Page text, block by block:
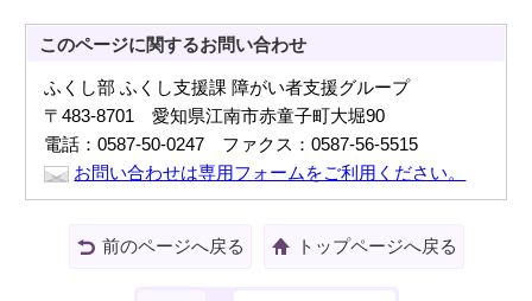
このページに関するお問い合わせ
ふくし部 ふくし支援課 障がい者支援グループ
〒483-8701 愛知県江南市赤童子町大堀90
電話：0587-50-0247 ファクス：0587-56-5515
お問い合わせは専用フォームをご利用ください。
前のページへ戻る トップページへ戻る